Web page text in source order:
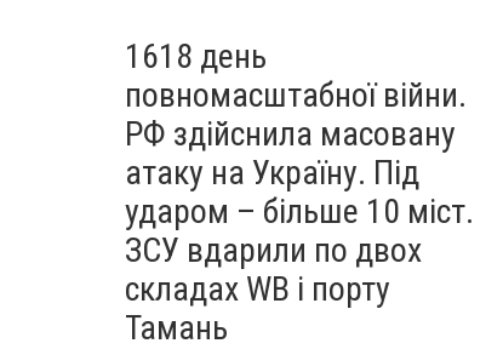
1618 день
повномасштабної війни.
РФ здійснила масовану
атаку на Україну. Під
ударом – більше 10 міст.
ЗСУ вдарили по двох
складах WB і порту
Тамань